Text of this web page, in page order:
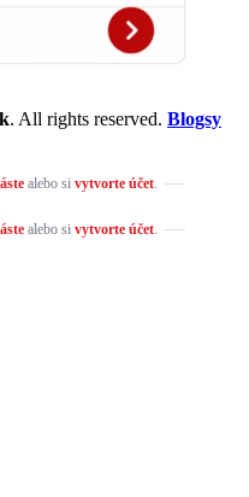
. All rights reserved. Blogsy
alebo si vytvorte účet.